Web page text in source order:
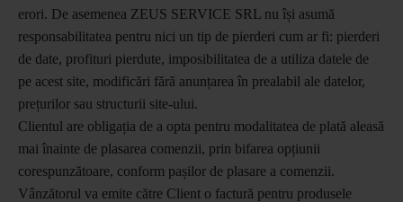
erori. De asemenea ZEUS SERVICE SRL nu își asumă
responsabilitatea pentru nici un tip de pierderi cum ar fi: pierderi
de date, profituri pierdute, imposibilitatea de a utiliza datele de
pe acest site, modificări fără anunțarea în prealabil ale datelor,
prețurilor sau structurii site-ului.
Clientul are obligația de a opta pentru modalitatea de plată aleasă
mai înainte de plasarea comenzii, prin bifarea opțiunii
corespunzătoare, conform pașilor de plasare a comenzii.
Vânzătorul va emite către Client o factură pentru produsele